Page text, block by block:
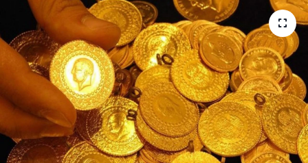
SAĞLIK
EĞİTİM
BÖLGE
KEŞFET